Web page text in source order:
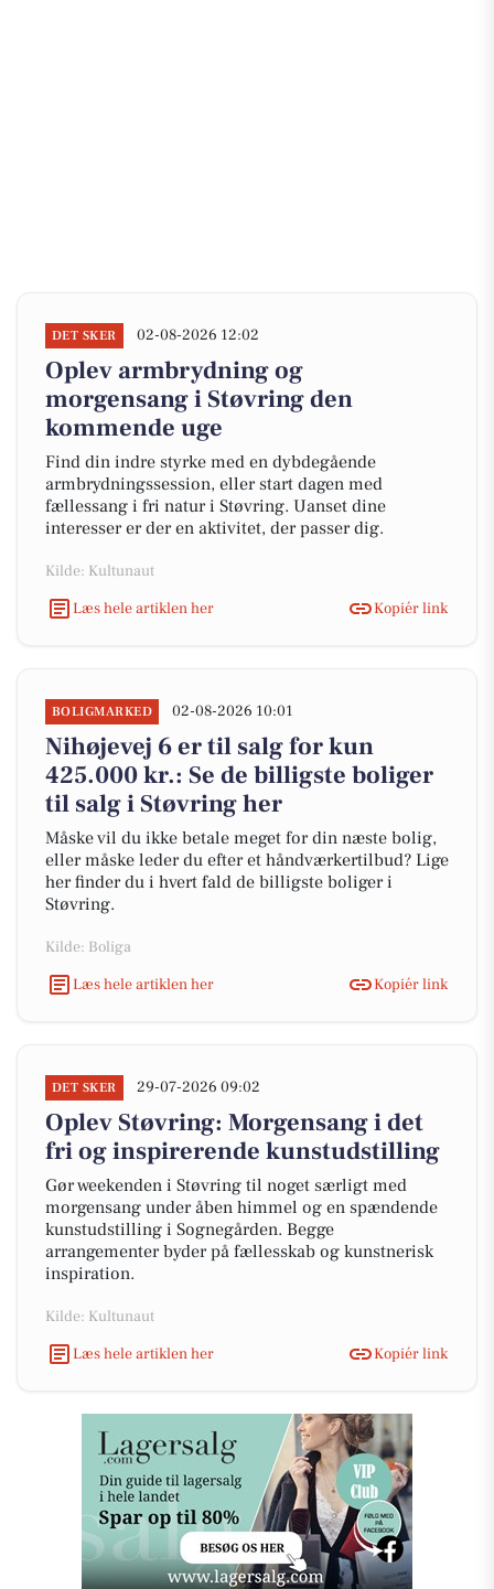
DET SKER 02-08-2026 12:02
Oplev armbrydning og
morgensang i Støvring den
kommende uge
Find din indre styrke med en dybdegående
armbrydningssession, eller start dagen med
fællessang i fri natur i Støvring. Uanset dine
interesser er der en aktivitet, der passer dig.
Kilde: Kultunaut
Læs hele artiklen her
Kopiér link
BOLIGMARKED 02-08-2026 10:01
Nihøjevej 6 er til salg for kun
425.000 kr.: Se de billigste boliger
til salg i Støvring her
Måske vil du ikke betale meget for din næste bolig,
eller måske leder du efter et håndværkertilbud? Lige
her finder du i hvert fald de billigste boliger i
Støvring.
Kilde: Boliga
Læs hele artiklen her
Kopiér link
DET SKER 29-07-2026 09:02
Oplev Støvring: Morgensang i det
fri og inspirerende kunstudstilling
Gør weekenden i Støvring til noget særligt med
morgensang under åben himmel og en spændende
kunstudstilling i Sognegården. Begge
arrangementer byder på fællesskab og kunstnerisk
inspiration.
Kilde: Kultunaut
Læs hele artiklen her
Kopiér link